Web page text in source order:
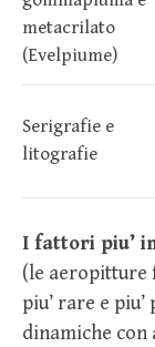
metacrilato
(Evelpiume)
Serigrafie e
litografie
I fattori piu’
(le aeropitture
piu’ rare e
dinamiche con